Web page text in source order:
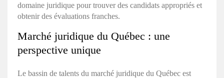
domaine juridique pour trouver des candidats appropriés et
obtenir des évaluations franches.
Marché juridique du Québec : une
perspective unique
Le bassin de talents du marché juridique du Québec est